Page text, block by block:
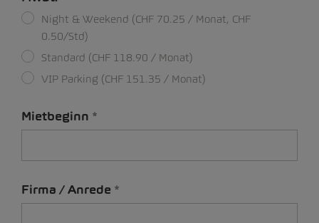
Night & Weekend (CHF 70.25 / Monat, CHF
0.50/Std)
Standard (CHF 118.90 / Monat)
VIP Parking (CHF 151.35 / Monat)
Mietbeginn
Firma / Anrede